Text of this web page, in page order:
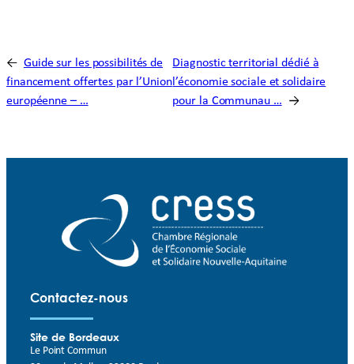
← Guide sur les possibilités de
financement offertes par l’Union
européenne – …
Diagnostic territorial dédié à
l’économie sociale et solidaire
pour la Communau …
→
Contactez-nous
Site de Bordeaux
Le Point Commun